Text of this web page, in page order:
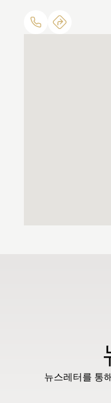
뉴스레터를 통